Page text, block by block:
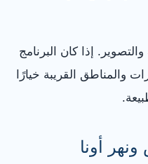
إذا كان البرنامج
والمناطق القريبة خيارًا